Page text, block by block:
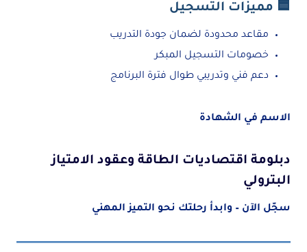
🟦 مميزات التسجيل
مقاعد محدودة لضمان جودة التدريب
خصومات التسجيل المبكر
دعم فني وتدريبي طوال فترة البرنامج
الاسم في الشهادة
دبلومة اقتصاديات الطاقة وعقود الامتياز
البترولي
سجّل الآن – وابدأ رحلتك نحو التميز المهني